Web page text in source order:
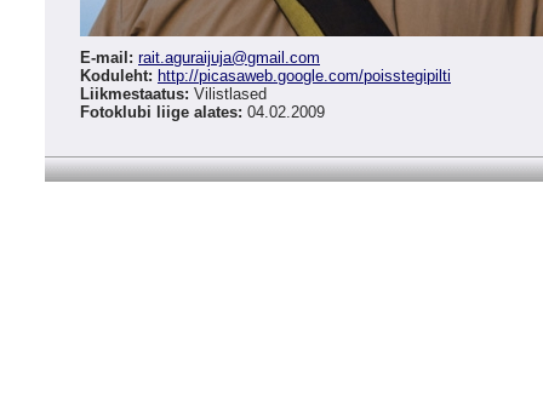
E-mail: rait.aguraijuja@gmail.com
Koduleht: http://picasaweb.google.com/poisstegipilti
Liikmestaatus: Vilistlased
Fotoklubi liige alates: 04.02.2009